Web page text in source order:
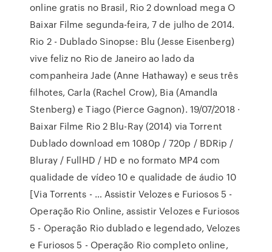
online gratis no Brasil, Rio 2 download mega O
Baixar Filme segunda-feira, 7 de julho de 2014.
Rio 2 - Dublado Sinopse: Blu (Jesse Eisenberg)
vive feliz no Rio de Janeiro ao lado da
companheira Jade (Anne Hathaway) e seus três
filhotes, Carla (Rachel Crow), Bia (Amandla
Stenberg) e Tiago (Pierce Gagnon). 19/07/2018 ·
Baixar Filme Rio 2 Blu-Ray (2014) via Torrent
Dublado download em 1080p / 720p / BDRip /
Bluray / FullHD / HD e no formato MP4 com
qualidade de vídeo 10 e qualidade de áudio 10
[Via Torrents - … Assistir Velozes e Furiosos 5 -
Operação Rio Online, assistir Velozes e Furiosos
5 - Operação Rio dublado e legendado, Velozes
e Furiosos 5 - Operação Rio completo online,